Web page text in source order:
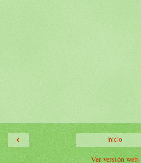
‹ Inicio
Ver versión web